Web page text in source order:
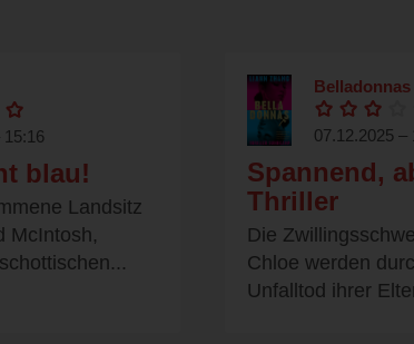
15:16
blau!
Landsitz
McIntosh,
Belladonnas
07.12.2025 –
Spannend,
Thriller
Die
Chloe werden
Unfalltod ihrer